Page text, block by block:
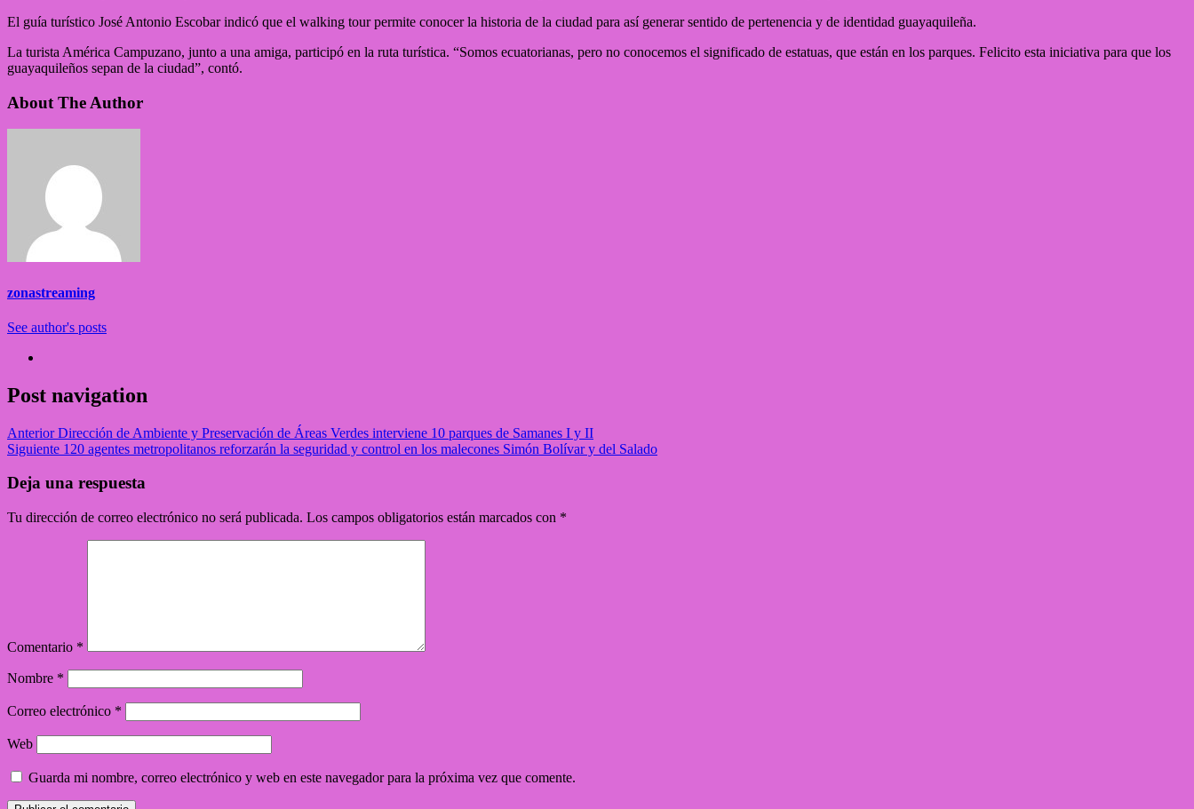
El guía turístico José Antonio Escobar indicó que el walking tour permite conocer la historia de la ciudad para así generar sentido de pertenencia y de identidad guayaquileña.
La turista América Campuzano, junto a una amiga, participó en la ruta turística. “Somos ecuatorianas, pero no conocemos el significado de estatuas, que están en los parques. Felicito esta iniciativa para que los
guayaquileños sepan de la ciudad”, contó.
About The Author
zonastreaming
See author's posts
Post navigation
AnteriorDirección de Ambiente y Preservación de Áreas Verdes interviene 10 parques de Samanes I y II
Siguiente 120 agentes metropolitanos reforzarán la seguridad y control en los malecones Simón Bolívar y del Salado
Deja una respuesta
Tu dirección de correo electrónico no será publicada. Los campos obligatorios están marcados con *
Comentario *
Nombre *
Correo electrónico *
Web
Guarda mi nombre, correo electrónico y web en este navegador para la próxima vez que comente.